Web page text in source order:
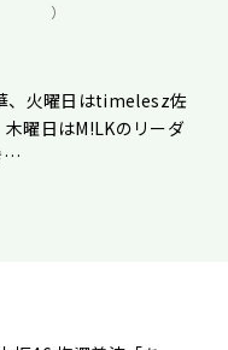
）
、火曜日はtimelesz佐
曜日はM!LKのリーダ
…